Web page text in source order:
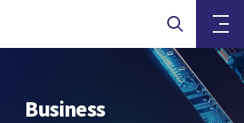
Business